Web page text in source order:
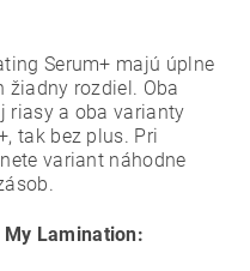
Serum+ majú úplne
žiadny rozdiel. Oba
riasy a oba varianty
tak bez plus. Pri
variant náhodne
Lamination: